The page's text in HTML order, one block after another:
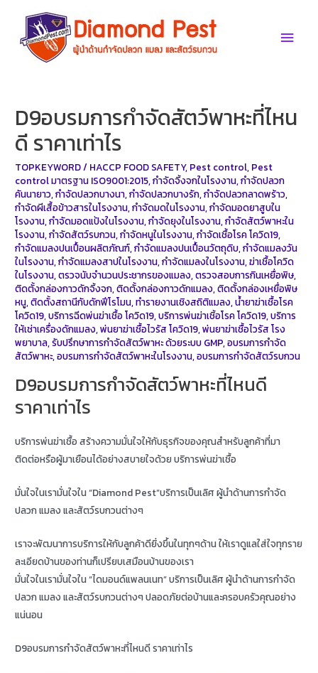
content
Main
D9อบรมการกำจัดสัตว์พาหะที่ไหน
ดี ราคาเท่าไร
TOPKEYWORD/ HACCP FOOD SAFETY, Pest control, Pest
control มาตรฐาน ISO9001:2015,กำจัดจิ้งจกในโรงงาน,กำจัดปลวก
คันนายาว,กำจัดปลวกบางนา,กำจัดปลวกบางรัก,กำจัดปลวกลาดพร้าว,
กำจัดผีเสื้อข้าวสารในโรงงาน,กำจัดมดในโรงงาน,กำจัดมอดยาสูบใน
โรงงาน,กำจัดมอดแป้งในโรงงาน,กำจัดยุงในโรงงาน,กำจัดสัตว์พาหะใน
โรงงาน,กำจัดสัตว์รบกวน,กำจัดหนูในโรงงาน,กำจัดเชื้อโรค โควิด19,
กำจัดแมลงปนเปื้อนผลิตภัณฑ์,กำจัดแมลงปนเปื้อนวัตถุดิบ,กำจัดแมลงวัน
ในโรงงาน,กำจัดแมลงสาปในโรงงาน,กำจัดแมลงในโรงงาน,ฆ่าเชื้อโควิด
ในโรงงาน,ตรวจนับจำนวนประชากรของแมลง,ตรวจสอบการกินเหยื่อพิษ,
ติดตั้งกล่องกาวดักจิ้งจก,ติดตั้งกล่องกาวดักแมลง,ติดตั้งกล่องเหยื่อพิษ
หนู,ติดตั้งสถานีกับดักฟีโรโมน,ทำรายงานเชิงสถิติแมลง,น้ำยาฆ่าเชื้อโรค
โควิด19,บริการฉีดพ่นฆ่าเชื้อ โควิด19,บริการพ่นฆ่าเชิ้อโรค โควิด19,บริการ
ให้เช่าเครื่องดักแมลง,พ่นยาฆ่าเชื้อไวรัส โควิด19,พ่นยาฆ่าเชื้อไวรัส โรง
พยาบาล,รับปรึกษาการกำจัดสัตว์พาหะ ด้วยระบบ GMP,อบรมการกำจัด
สัตว์พาหะ,อบรมการกำจัดสัตว์พาหะในโรงงาน,อบรมการกำจัดสัตว์รบกวน
D9อบรมการกำจัดสัตว์พาหะที่ไหนดี
ราคาเท่าไร
บริการพ่นฆ่าเชื้อ สร้างความมั่นใจให้กับธุรกิจของคุณสำหรับลูกค้าที่มา
ติดต่อหรือผู้มาเยือนได้อย่างสบายใจด้วย บริการพ่นฆ่าเชื้อ
มั่นใจในเรามั่นใจใน “Diamond Pest”บริการเป็นเลิศ ผู้นำด้านการกำจัด
ปลวก แมลง และสัตว์รบกวนต่างๆ
เราจะพัฒนาการบริการให้กับลูกค้าดียิ่งขึ้นในทุกๆด้าน ให้เราดูแลใส่ใจทุกราย
ละเอียดบ้านของท่านก็เปรียบเสมือนบ้านของเรา
มั่นใจในเรามั่นใจใน “ไดมอนด์แพลนเนท” บริการเป็นเลิศ ผู้นำด้านการกำจัด
ปลวก แมลง และสัตว์รบกวนต่างๆ ปลอดภัยต่อบ้านและครอบครัวคุณอย่าง
แน่นอน
D9อบรมการกำจัดสัตว์พาหะที่ไหนดี ราคาเท่าไร